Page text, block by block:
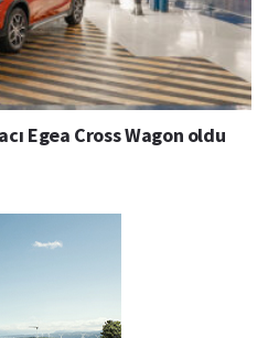
Egea Cross Wagon oldu